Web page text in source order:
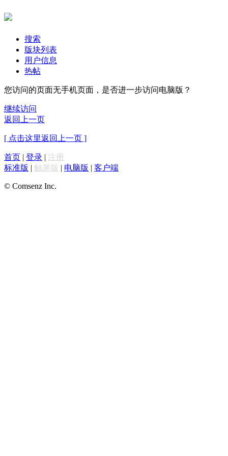
搜索
版块列表
用户信息
热帖
您访问的页面无手机页面，是否进一步访问电脑版？
继续访问
返回上一页
[ 点击这里返回上一页 ]
首页 | 登录 | 注册
标准版 | 触屏版 | 电脑版 | 客户端
© Comsenz Inc.